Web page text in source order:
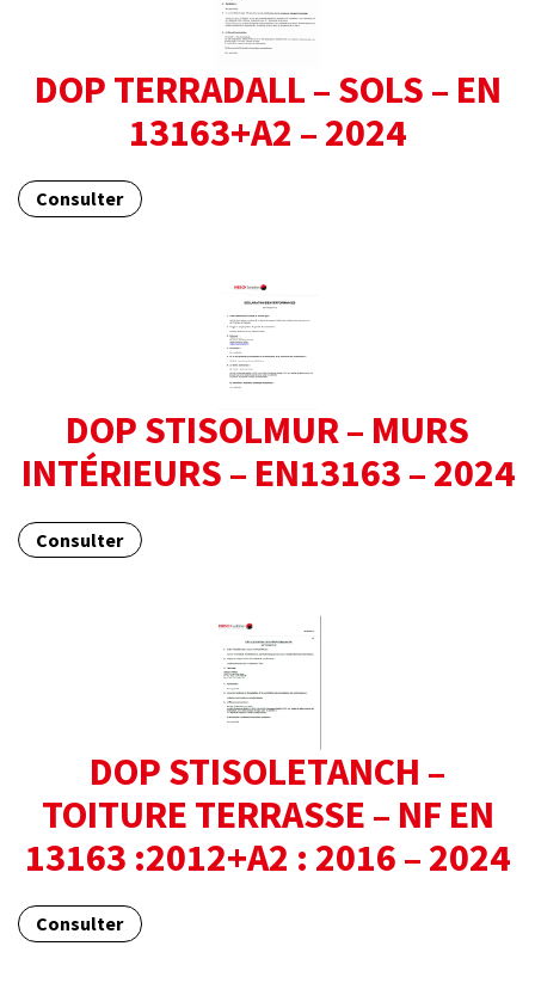
DOP TERRADALL – SOLS – EN
13163+A2 – 2024
Consulter
DOP STISOLMUR – MURS
INTÉRIEURS – EN13163 – 2024
Consulter
DOP STISOLETANCH –
TOITURE TERRASSE – NF EN
13163 :2012+A2 : 2016 – 2024
Consulter